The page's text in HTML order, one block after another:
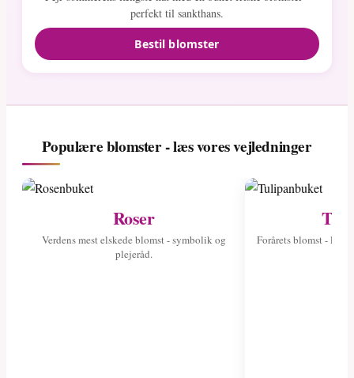
perfekt til sankthans.
Bestil blomster
Populære blomster - læs vores vejledninger
Roser
Verdens mest elskede blomst - symbolik og
plejeråd.
Forårets blomst - læs